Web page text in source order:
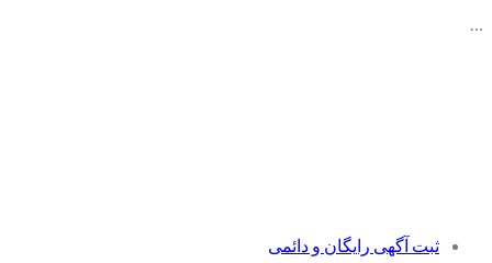
…
ثبت آگهی رایگان و دائمی